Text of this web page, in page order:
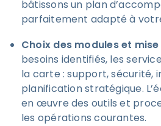
bâtissons un plan
parfaitement adapté à
Choix des modules et
besoins identifiés, les
la carte : support, sécurité,
planification stratégique.
en œuvre des outils et
les opérations courantes.